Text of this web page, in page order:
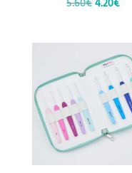
original
era:
5.60€.
es: